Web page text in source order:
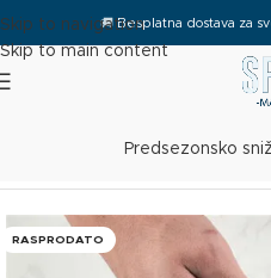
Skip to navigation
Skip to main content
🚚Besplatna dostava za
Predsezonsko
RASPRODATO